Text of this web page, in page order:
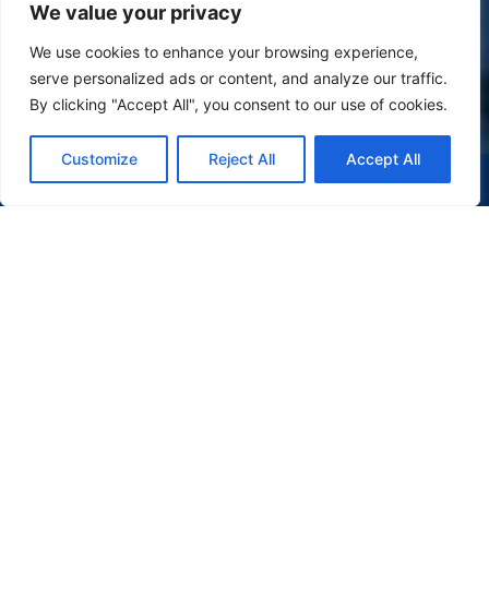
We value your privacy
We use cookies to enhance your browsing experience,
serve personalized ads or content, and analyze our traffic.
By clicking "Accept All", you consent to our use of cookies.
Customize Reject All Accept All
(47) 9 9977-7630